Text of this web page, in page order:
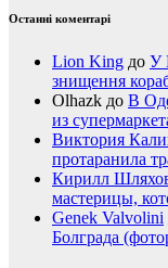
Останні коментарі
Lion King до У
знищення
Olhazk до В
из
Виктория
протаранила
Кирилл
мастерицы,
Genek Valvolini
Болграда